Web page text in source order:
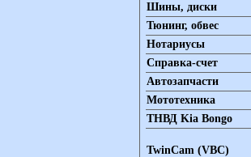
Шины, диски
Тюнинг, обвес
Нотариусы
Справка-счет
Автозапчасти
Мототехника
ТНВД Kia Bongo
TwinCam (VBC)